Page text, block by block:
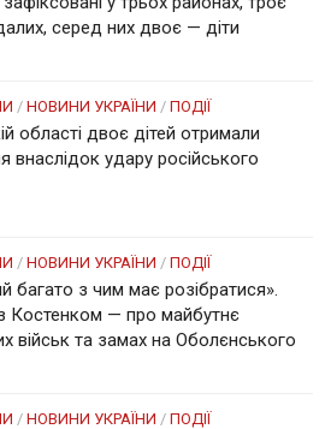
серед них двоє — діти
/ НОВИНИ УКРАЇНИ / ПОДІЇ
області двоє дітей отримали
внаслідок удару російського
/ НОВИНИ УКРАЇНИ / ПОДІЇ
багато з чим має розібратися».
з Костенком — про майбутнє
військ та замах на Оболєнського
/ НОВИНИ УКРАЇНИ / ПОДІЇ